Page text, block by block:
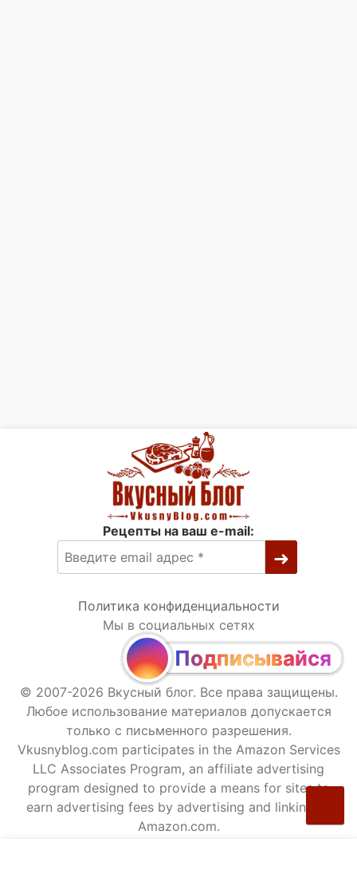
Рецепты на ваш e-mail:
Политика конфиденциальности
Мы в социальных сетях
Подписывайся
© 2007-2026 Вкусный блог. Все права защищены.
Любое использование материалов допускается
только с письменного разрешения.
Vkusnyblog.com participates in the Amazon Services
LLC Associates Program, an affiliate advertising
program designed to provide a means for sites to
earn advertising fees by advertising and linking to
Amazon.com.